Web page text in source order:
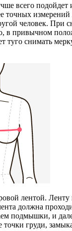
всего подойдет
точных
человек. При
в привычном
туго снимать
лентой.
должна
подмышки, и
груди,